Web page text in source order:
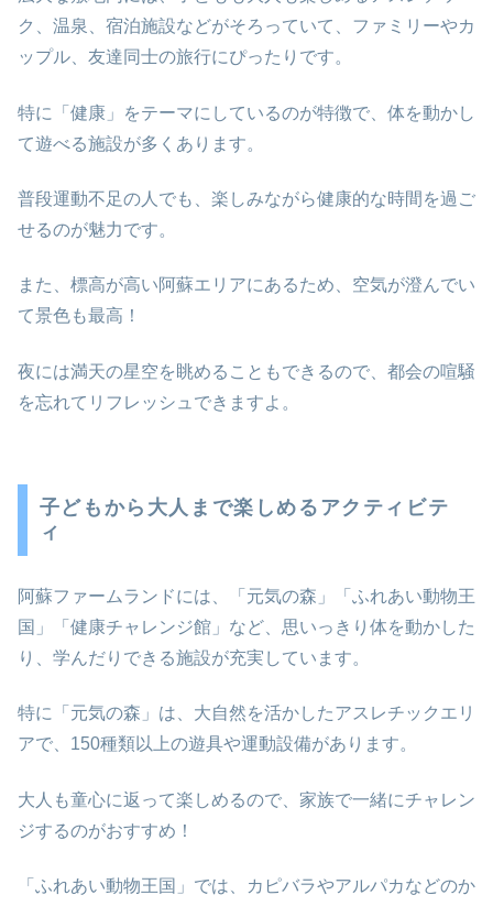
ク、温泉、宿泊施設などがそろっていて、ファミリーやカ
ップル、友達同士の旅行にぴったりです。
特に「健康」をテーマにしているのが特徴で、体を動かし
て遊べる施設が多くあります。
普段運動不足の人でも、楽しみながら健康的な時間を過ご
せるのが魅力です。
また、標高が高い阿蘇エリアにあるため、空気が澄んでい
て景色も最高！
夜には満天の星空を眺めることもできるので、都会の喧騒
を忘れてリフレッシュできますよ。
子どもから大人まで楽しめるアクティビテ
ィ
阿蘇ファームランドには、「元気の森」「ふれあい動物王
国」「健康チャレンジ館」など、思いっきり体を動かした
り、学んだりできる施設が充実しています。
特に「元気の森」は、大自然を活かしたアスレチックエリ
アで、150種類以上の遊具や運動設備があります。
大人も童心に返って楽しめるので、家族で一緒にチャレン
ジするのがおすすめ！
「ふれあい動物王国」では、カピバラやアルパカなどのか